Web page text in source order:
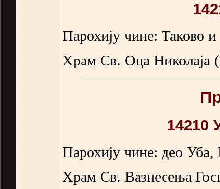
Парохију чине: Таково
Храм Св. Оца Николаја
14210
Парохију чине: део
Храм Св. Вазнесења